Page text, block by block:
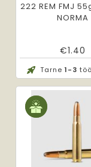
222 REM FMJ
NORMA
€1.40
Tarne 1-3